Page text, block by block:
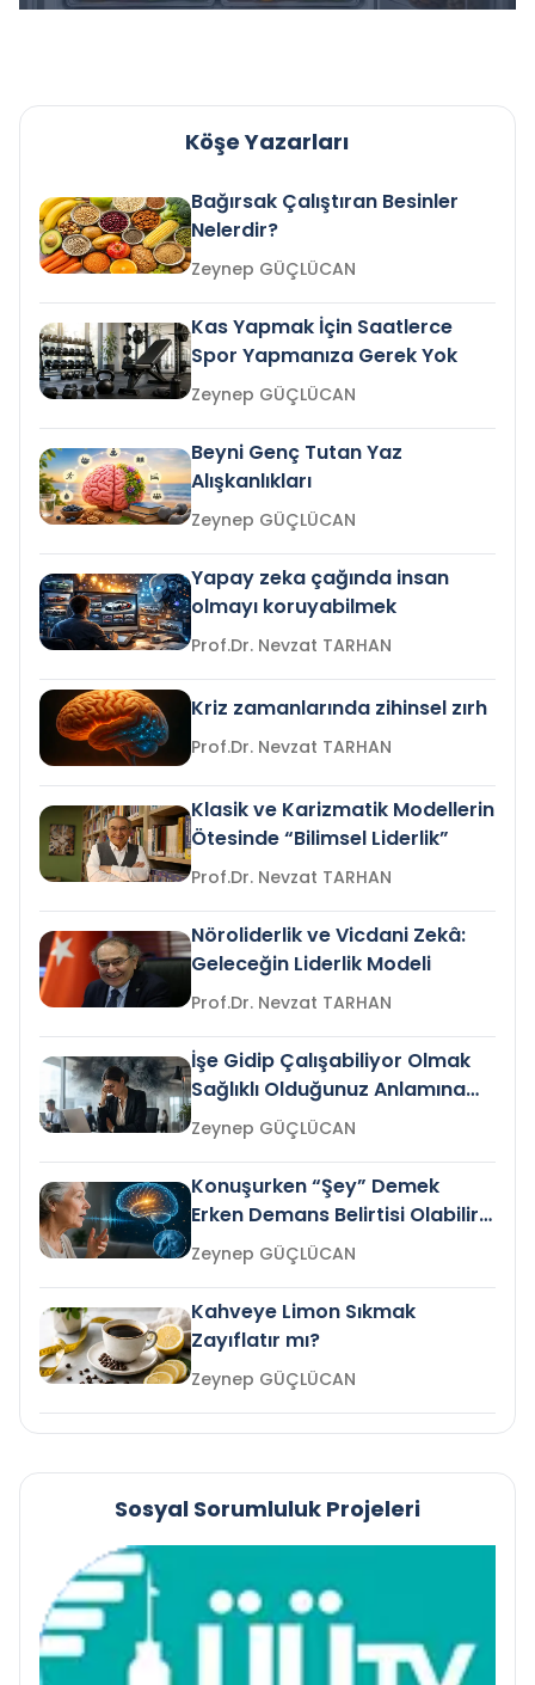
Köşe Yazarları
Bağırsak Çalıştıran Besinler
Nelerdir?
Zeynep GÜÇLÜCAN
Kas Yapmak İçin Saatlerce
Spor Yapmanıza Gerek Yok
Zeynep GÜÇLÜCAN
Beyni Genç Tutan Yaz
Alışkanlıkları
Zeynep GÜÇLÜCAN
Yapay zeka çağında insan
olmayı koruyabilmek
Prof.Dr. Nevzat TARHAN
Kriz zamanlarında zihinsel zırh
Prof.Dr. Nevzat TARHAN
Klasik ve Karizmatik Modellerin
Ötesinde “Bilimsel Liderlik”
Prof.Dr. Nevzat TARHAN
Nöroliderlik ve Vicdani Zekâ:
Geleceğin Liderlik Modeli
Prof.Dr. Nevzat TARHAN
İşe Gidip Çalışabiliyor Olmak
Sağlıklı Olduğunuz Anlamına
Gelir mi?Zeynep GÜÇLÜCAN
Konuşurken “Şey” Demek
Erken Demans Belirtisi Olabilir
mi?
Zeynep GÜÇLÜCAN
Kahveye Limon Sıkmak
Zayıflatır mı?
Zeynep GÜÇLÜCAN
Sosyal Sorumluluk Projeleri